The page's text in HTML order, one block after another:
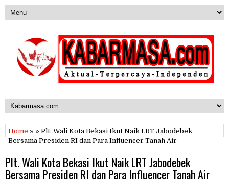
Home » » Plt. Wali Kota Bekasi Ikut Naik LRT Jabodebek
Bersama Presiden RI dan Para Influencer Tanah Air
Plt. Wali Kota Bekasi Ikut Naik LRT Jabodebek
Bersama Presiden RI dan Para Influencer Tanah Air